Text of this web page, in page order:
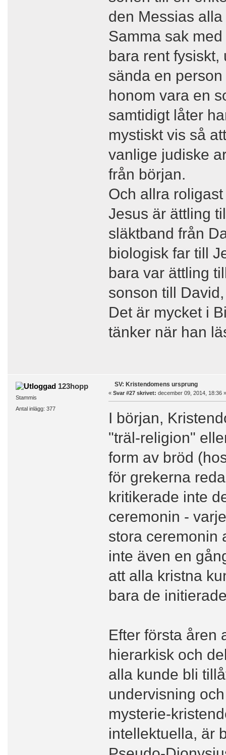
den Messias
Samma sak
bara rent
sända en
honom vara en
samtidigt låter
mystiskt vis så
vanlige judiske
från början.
Och allra
Jesus är ättling
släktband från
biologisk far till
bara var ättling
sonson till
Det är mycket i
tänker när han
123hopp
Stammis
Antal inlägg: 377
SV: Kristendomens ursprung
« Svar #27 skrivet: december 09, 2014, 18:36 »
I början,
"träl-religion"
form av bröd
för grekerna
kritikerade inte
ceremonin -
stora ceremonin
inte även en
att alla kristna
bara de
Efter första åren
hierarkisk och
alla kunde bli
undervisning
mysterie-
intellektuella, är